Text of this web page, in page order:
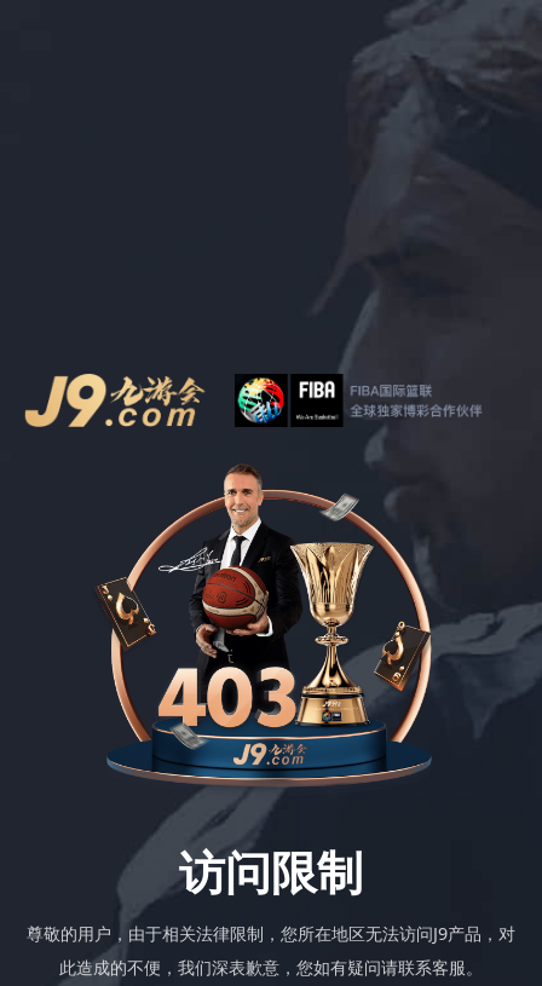
访问限制
尊敬的用户，由于相关法律限制，您所在地区无法访问J9产品，对
此造成的不便，我们深表歉意，您如有疑问请联系客服。